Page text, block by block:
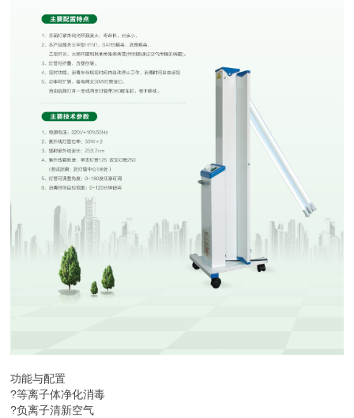
功能与配置
?等离子体净化消毒
?负离子清新空气